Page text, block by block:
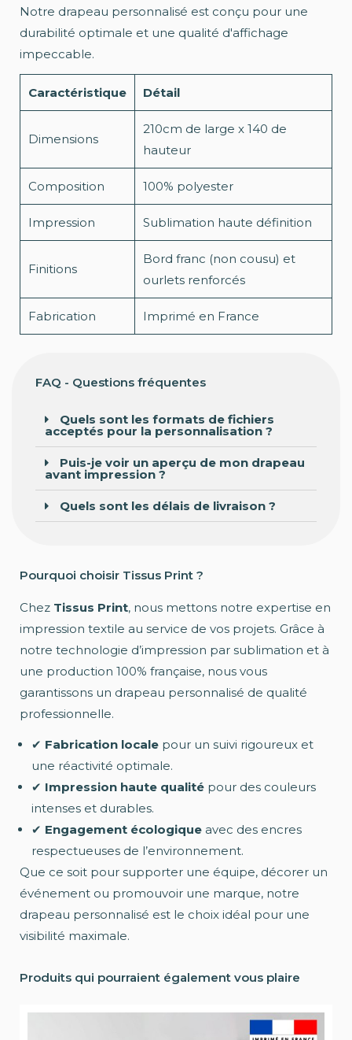
Notre drapeau personnalisé est conçu pour une
durabilité optimale et une qualité d'affichage
impeccable.
Caractéristique Détail
Dimensions
210cm de large x 140 de
hauteur
Composition 100% polyester
Impression Sublimation haute définition
Finitions
Bord franc (non cousu) et
ourlets renforcés
Fabrication Imprimé en France
FAQ - Questions fréquentes
Quels sont les formats de fichiers
acceptés pour la personnalisation ?
Puis-je voir un aperçu de mon drapeau
avant impression ?
Quels sont les délais de livraison ?
Pourquoi choisir Tissus Print ?
Chez Tissus Print, nous mettons notre expertise en
impression textile au service de vos projets. Grâce à
notre technologie d’impression par sublimation et à
une production 100% française, nous vous
garantissons un drapeau personnalisé de qualité
professionnelle.
✔ Fabrication locale pour un suivi rigoureux et
une réactivité optimale.
✔ Impression haute qualité pour des couleurs
intenses et durables.
✔ Engagement écologique avec des encres
respectueuses de l’environnement.
Que ce soit pour supporter une équipe, décorer un
événement ou promouvoir une marque, notre
drapeau personnalisé est le choix idéal pour une
visibilité maximale.
Produits qui pourraient également vous plaire